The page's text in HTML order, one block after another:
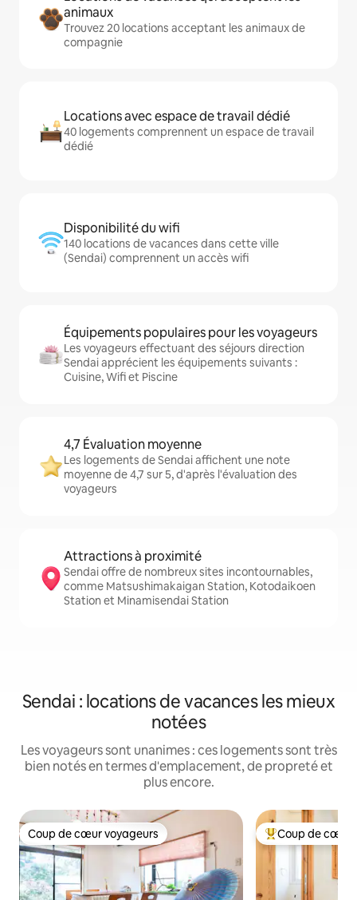
animaux
Trouvez 20 locations acceptant les animaux de
compagnie
Locations avec espace de travail dédié
40 logements comprennent un espace de travail
dédié
Disponibilité du wifi
140 locations de vacances dans cette ville
(Sendai) comprennent un accès wifi
Équipements populaires pour les voyageurs
Les voyageurs effectuant des séjours direction
Sendai apprécient les équipements suivants :
Cuisine, Wifi et Piscine
4,7 Évaluation moyenne
Les logements de Sendai affichent une note
moyenne de 4,7 sur 5, d'après l'évaluation des
voyageurs
Attractions à proximité
Sendai offre de nombreux sites incontournables,
comme Matsushimakaigan Station, Kotodaikoen
Station et Minamisendai Station
Sendai : locations de vacances les mieux
notées
Les voyageurs sont unanimes : ces logements sont très
bien notés en termes d'emplacement, de propreté et
plus encore.
Coup de cœur voyageurs
Coup de cœur voyageurs Coups de cœur
Coup de cœur